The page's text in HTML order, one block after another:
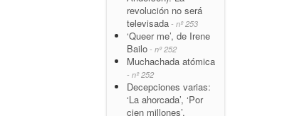
revolución no será
televisada - nº 253
‘Queer me’, de Irene
Bailo - nº 252
Muchachada atómica
- nº 252
Decepciones varias:
‘La ahorcada’, ‘Por
cien millones’,